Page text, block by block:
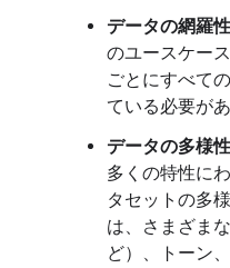
データの網羅性
のユースケー
ごとにすべて
ている必要があ
データの多様性
多くの特性に
タセットの多
は、さまざま
ど）、トーン